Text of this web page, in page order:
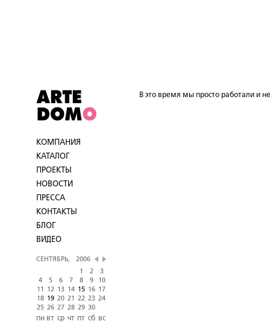
КОМПАНИЯ
КАТАЛОГ
ПРОЕКТЫ
НОВОСТИ
ПРЕССА
КОНТАКТЫ
БЛОГ
ВИДЕО
СЕНТЯБРЬ,
2006
1
2
3
4
5 6 7 8 9
10
11
12 13 14 15 16
17
18 19 20 21 22 23 24
25 26 27 28 29 30
пн вт ср чт пт сб вс
В это время мы просто работали и